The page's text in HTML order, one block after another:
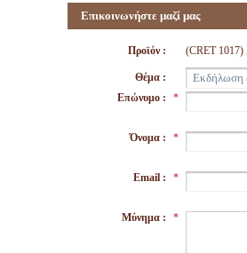
Επικοινωνήστε μαζί μας
Προϊόν : (CRET
Θέμα :
Επώνυμο :
*
Όνομα : *
Email : *
Μύνημα : *